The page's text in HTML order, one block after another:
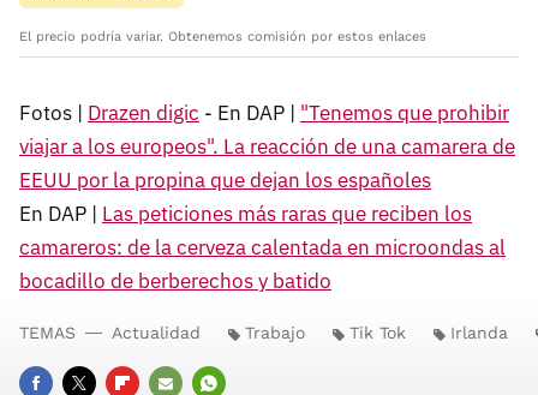
El precio podría variar. Obtenemos comisión por estos enlaces
Fotos | Drazen digic - En DAP | "Tenemos que prohibir
viajar a los europeos". La reacción de una camarera de
EEUU por la propina que dejan los españoles
En DAP | Las peticiones más raras que reciben los
camareros: de la cerveza calentada en microondas al
bocadillo de berberechos y batido
TEMAS Actualidad Trabajo Tik Tok Irlanda